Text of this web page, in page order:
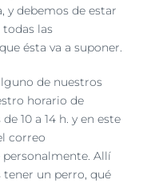
y debemos de estar
las
ésta va a suponer.
de nuestros
horario de
10 a 14 h. y en este
correo
Allí
un perro, qué